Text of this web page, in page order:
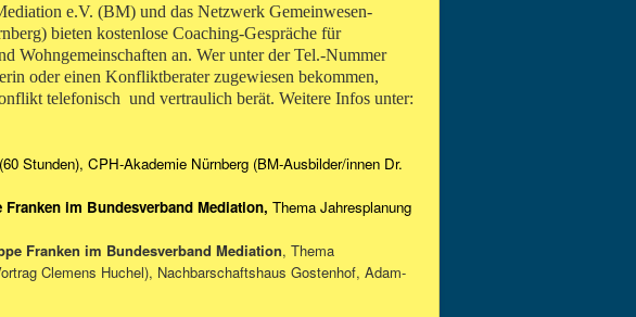
e.V. (BM) und das Netzwerk Gemeinwesen-
bieten kostenlose Coaching-Gespräche für
Wohngemeinschaften an. Wer unter der Tel.-Nummer
oder einen Konfliktberater zugewiesen bekommen,
telefonisch und vertraulich berät. Weitere Infos unter:
(60 Stunden), CPH-Akademie Nürnberg (BM-Ausbilder/innen Dr.
im Bundesverband Mediation, Thema Jahresplanung
Franken im Bundesverband Mediation, Thema
Clemens Huchel), Nachbarschaftshaus Gostenhof, Adam-